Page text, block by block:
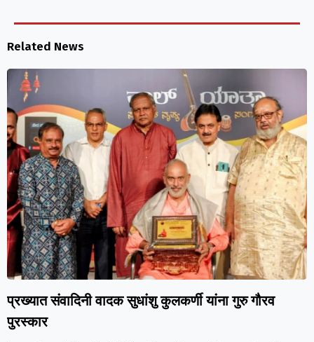
Related News
प्रख्यात संवादिनी वादक सुधांशु कुलकर्णी यांना गुरु गौरव
पुरस्कार